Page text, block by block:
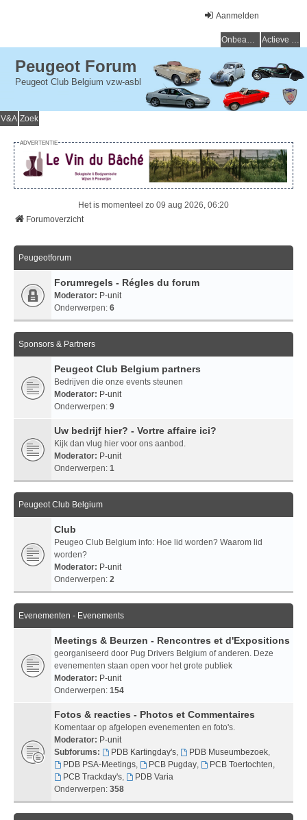
Aanmelden
Onbeantwoorde onderwerpen Actieve onderwerpen
Peugeot Forum
Peugeot Club Belgium vzw-asbl
V&A Zoek
ADVERTENTIE
Het is momenteel zo 09 aug 2026, 06:20
Forumoverzicht
Peugeotforum
Forumregels - Régles du forum
Moderator: P-unit
Onderwerpen: 6
Sponsors & Partners
Peugeot Club Belgium partners
Bedrijven die onze events steunen
Moderator: P-unit
Onderwerpen: 9
Uw bedrijf hier? - Vortre affaire ici?
Kijk dan vlug hier voor ons aanbod.
Moderator: P-unit
Onderwerpen: 1
Peugeot Club Belgium
Club
Peugeo Club Belgium info: Hoe lid worden? Waarom lid
worden?
Moderator: P-unit
Onderwerpen: 2
Evenementen - Evenements
Meetings & Beurzen - Rencontres et d'Expositions
georganiseerd door Pug Drivers Belgium of anderen. Deze
evenementen staan open voor het grote publiek
Moderator: P-unit
Onderwerpen: 154
Fotos & reacties - Photos et Commentaires
Komentaar op afgelopen evenementen en foto's.
Moderator: P-unit
Subforums:
PDB Kartingday's, PDB Museumbezoek,
PDB PSA-Meetings, PCB Pugday, PCB Toertochten,
PCB Trackday's,
PDB Varia
Onderwerpen: 358